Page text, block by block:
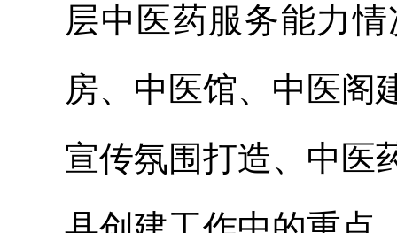
层中医药服务能力
房、中医馆、中医阁
宣传氛围打造、中医